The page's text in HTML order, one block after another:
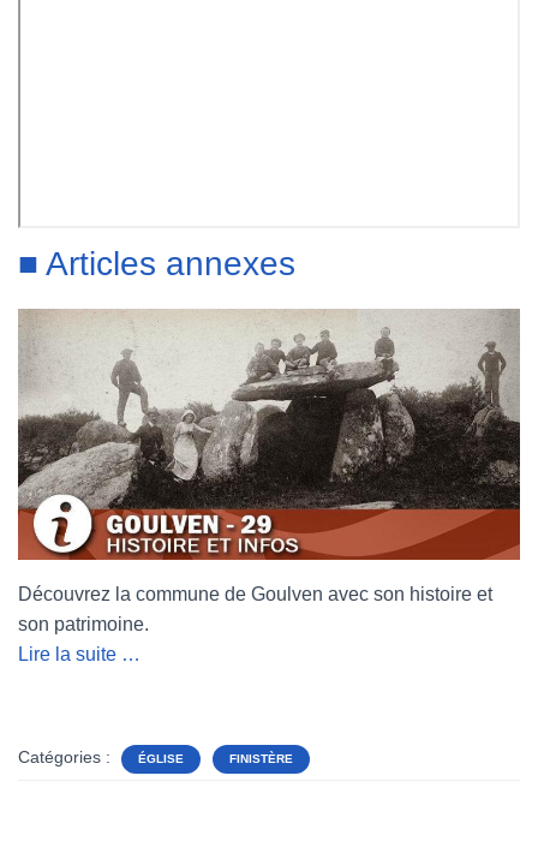
■ Articles annexes
Découvrez la commune de Goulven avec son histoire et
son patrimoine.
Lire la suite …
Catégories : ÉGLISE FINISTÈRE